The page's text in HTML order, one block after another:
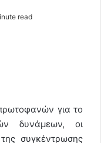
read
για το
δυνάμεων, οι
συγκέντρωσης